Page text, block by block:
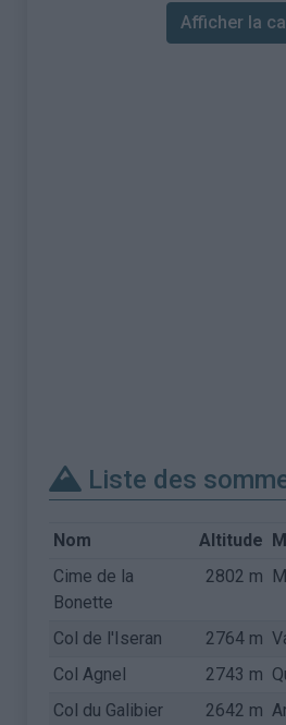
Afficher la
Liste des
Nom Altitude
Cime de la
Bonette
2802 m
Col de l'Iseran 2764 m
Col Agnel
2743 m
Col du Galibier
2642 m